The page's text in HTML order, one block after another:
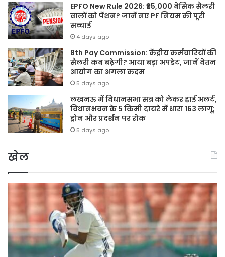
EPFO New Rule 2026: ₹25,000 बेसिक सैलरी
वालों को पेंशन? जानें नए PF नियम की पूरी
सच्चाई
4 days ago
8th Pay Commission: केंद्रीय कर्मचारियों की
सैलरी कब बढ़ेगी? आया बड़ा अपडेट, जानें वेतन
आयोग का अगला कदम
5 days ago
लखनऊ में विधानसभा सत्र को लेकर हाई अलर्ट,
विधानभवन के 5 किमी दायरे में धारा 163 लागू;
ड्रोन और प्रदर्शन पर रोक
5 days ago
खेल